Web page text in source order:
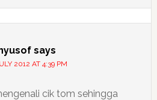
says
2012 AT 4:39 PM
cik tom sehingga